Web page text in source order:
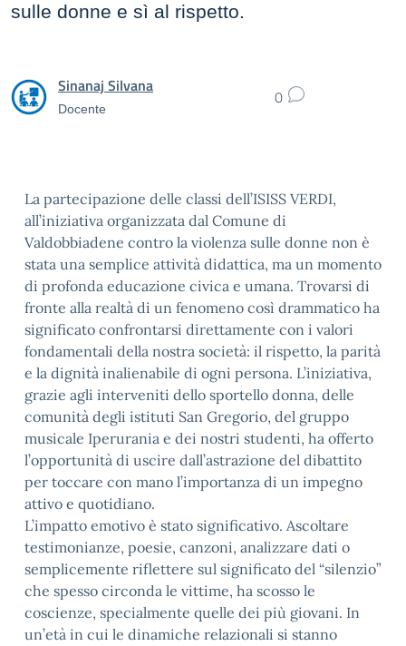
sulle donne e sì al rispetto.
Sinanaj Silvana
Docente
0
La partecipazione delle classi dell’ISISS VERDI,
all’iniziativa organizzata dal Comune di
Valdobbiadene contro la violenza sulle donne non è
stata una semplice attività didattica, ma un momento
di profonda educazione civica e umana. Trovarsi di
fronte alla realtà di un fenomeno così drammatico ha
significato confrontarsi direttamente con i valori
fondamentali della nostra società: il rispetto, la parità
e la dignità inalienabile di ogni persona. L’iniziativa,
grazie agli interveniti dello sportello donna, delle
comunità degli istituti San Gregorio, del gruppo
musicale Iperurania e dei nostri studenti, ha offerto
l’opportunità di uscire dall’astrazione del dibattito
per toccare con mano l’importanza di un impegno
attivo e quotidiano.
L’impatto emotivo è stato significativo. Ascoltare
testimonianze, poesie, canzoni, analizzare dati o
semplicemente riflettere sul significato del “silenzio”
che spesso circonda le vittime, ha scosso le
coscienze, specialmente quelle dei più giovani. In
un’età in cui le dinamiche relazionali si stanno